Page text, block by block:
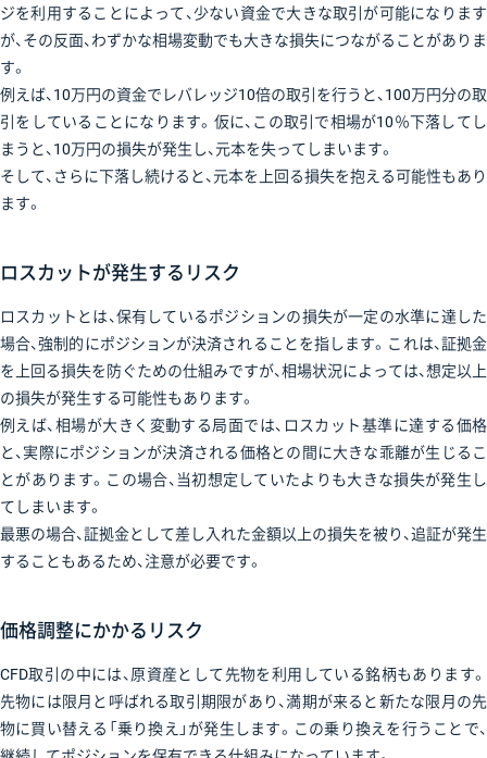
ジを利用することによって、少ない資金で大きな取引が可能になります
が、その反面、わずかな相場変動でも大きな損失につながることがありま
す。
例えば、10万円の資金でレバレッジ10倍の取引を行うと、100万円分の取
引をしていることになります。仮に、この取引で相場が10％下落してし
まうと、10万円の損失が発生し、元本を失ってしまいます。
そして、さらに下落し続けると、元本を上回る損失を抱える可能性もあり
ます。
ロスカットが発生するリスク
ロスカットとは、保有しているポジションの損失が一定の水準に達した
場合、強制的にポジションが決済されることを指します。これは、証拠金
を上回る損失を防ぐための仕組みですが、相場状況によっては、想定以上
の損失が発生する可能性もあります。
例えば、相場が大きく変動する局面では、ロスカット基準に達する価格
と、実際にポジションが決済される価格との間に大きな乖離が生じるこ
とがあります。この場合、当初想定していたよりも大きな損失が発生し
てしまいます。
最悪の場合、証拠金として差し入れた金額以上の損失を被り、追証が発生
することもあるため、注意が必要です。
価格調整にかかるリスク
CFD取引の中には、原資産として先物を利用している銘柄もあります。
先物には限月と呼ばれる取引期限があり、満期が来ると新たな限月の先
物に買い替える「乗り換え」が発生します。この乗り換えを行うことで、